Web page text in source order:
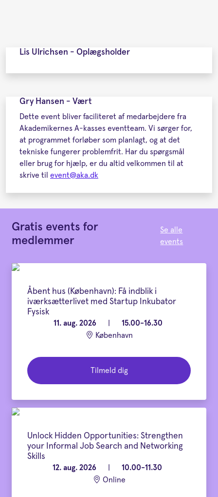
Lis Ulrichsen - Oplægsholder
Gry Hansen - Vært
Dette event bliver faciliteret af medarbejdere fra
Akademikernes A-kasses eventteam. Vi sørger for,
at programmet forløber som planlagt, og at det
tekniske fungerer problemfrit. Har du spørgsmål
eller brug for hjælp, er du altid velkommen til at
skrive til event@aka.dk
Gratis events for
medlemmer
Se alle
events
Åbent hus (København): Få indblik i
iværksætterlivet med Startup Inkubator
Fysisk
11. aug. 2026
15.00-16.30
København
Tilmeld dig
Unlock Hidden Opportunities: Strengthen
your Informal Job Search and Networking
Skills
12. aug. 2026
10.00-11.30
Online